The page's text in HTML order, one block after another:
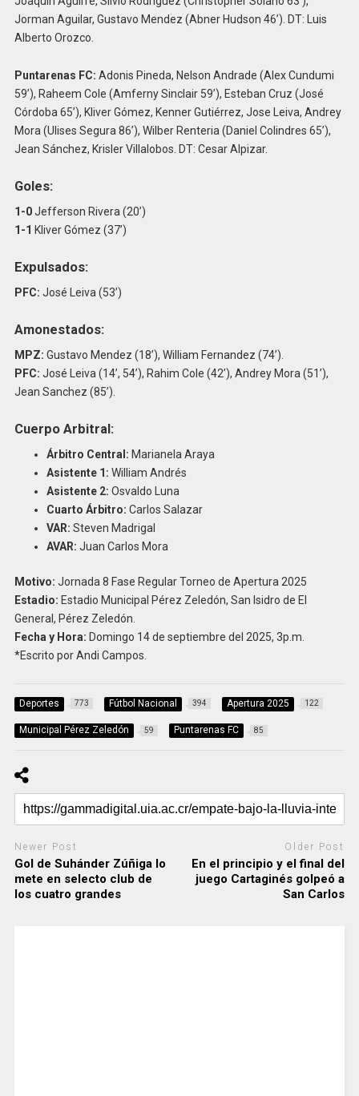
Jorman Aguilar, Gustavo Mendez (Abner Hudson 46’). DT: Luis
Alberto Orozco.
Puntarenas FC: Adonis Pineda, Nelson Andrade (Alex Cundumi
59’), Raheem Cole (Amferny Sinclair 59’), Esteban Cruz (José
Córdoba 65’), Kliver Gómez, Kenner Gutiérrez, Jose Leiva, Andrey
Mora (Ulises Segura 86’), Wilber Renteria (Daniel Colindres 65’),
Jean Sánchez, Krisler Villalobos. DT: Cesar Alpizar.
Goles:
1-0Jefferson Rivera (20’)
1-1 Kliver Gómez (37’)
Expulsados:
PFC: José Leiva (53’)
Amonestados:
MPZ: Gustavo Mendez (18’), William Fernandez (74’).
PFC: José Leiva (14’, 54’), Rahim Cole (42’), Andrey Mora (51’),
Jean Sanchez (85’).
Cuerpo Arbitral:
Árbitro Central: Marianela Araya
Asistente 1: William Andrés
Asistente 2: Osvaldo Luna
Cuarto Árbitro: Carlos Salazar
VAR: Steven Madrigal
AVAR: Juan Carlos Mora
Motivo: Jornada 8 Fase Regular Torneo de Apertura 2025
Estadio: Estadio Municipal Pérez Zeledón, San Isidro de El
General, Pérez Zeledón.
Fecha y Hora: Domingo 14 de septiembre del 2025, 3p.m.
*Escrito por Andi Campos.
Deportes 773 Fútbol Nacional 394 Apertura 2025 122
Municipal Pérez Zeledón 59 Puntarenas FC 85
Newer Post
Gol de Suhánder Zúñiga lo
mete en selecto club de
los cuatro grandes
Older Post
En el principio y el final del
juego Cartaginés golpeó a
San Carlos